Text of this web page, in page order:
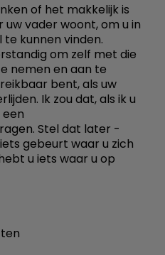
of het makkelijk is
vader woont, om u in
kunnen vinden.
om zelf met die
nemen en aan te
bent, als uw
Ik zou dat, als ik u
Stel dat later -
gebeurt waar u zich
u iets waar u op